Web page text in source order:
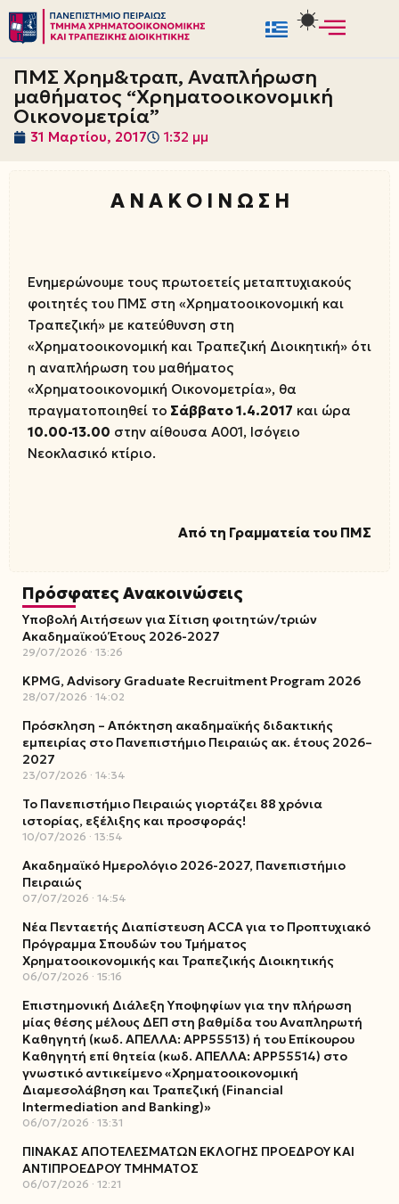
Μεταπηδήστε
στο
περιεχόμενο
ΠΜΣ Χρημ&τραπ, Αναπλήρωση
μαθήματος “Χρηματοοικονομική
Οικονομετρία”
31 Μαρτίου, 2017 1:32 μμ
Α Ν Α Κ Ο Ι Ν Ω Σ Η
Ενημερώνουμε τους πρωτοετείς μεταπτυχιακούς
φοιτητές του ΠΜΣ στη «Χρηματοοικονομική και
Τραπεζική» με κατεύθυνση στη
«Χρηματοοικονομική και Τραπεζική Διοικητική» ότι
η αναπλήρωση του μαθήματος
«Χρηματοοικονομική Οικονομετρία», θα
πραγματοποιηθεί το Σάββατο 1.4.2017 και ώρα
10.00-13.00 στην αίθουσα Α001, Ισόγειο
Νεοκλασικό κτίριο.
Από τη Γραμματεία του ΠΜΣ
Πρόσφατες Ανακοινώσεις
Υποβολή Αιτήσεων για Σίτιση φοιτητών/τριών
Ακαδημαϊκού Έτους 2026-2027
29/07/2026 13:26
KPMG, Advisory Graduate Recruitment Program 2026
28/07/2026 14:02
Πρόσκληση – Απόκτηση ακαδημαϊκής διδακτικής
εμπειρίας στο Πανεπιστήμιο Πειραιώς ακ. έτους 2026–
2027
23/07/2026 14:34
Το Πανεπιστήμιο Πειραιώς γιορτάζει 88 χρόνια
ιστορίας, εξέλιξης και προσφοράς!
10/07/2026 13:54
Ακαδημαϊκό Ημερολόγιο 2026-2027, Πανεπιστήμιο
Πειραιώς
07/07/2026 14:54
Νέα Πενταετής Διαπίστευση ACCA για το Προπτυχιακό
Πρόγραμμα Σπουδών του Τμήματος
Χρηματοοικονομικής και Τραπεζικής Διοικητικής
06/07/2026 15:16
Επιστημονική Διάλεξη Υποψηφίων για την πλήρωση
μίας θέσης μέλους ΔΕΠ στη βαθμίδα του Αναπληρωτή
Καθηγητή (κωδ. ΑΠΕΛΛΑ: ΑΡΡ55513) ή του Επίκουρου
Καθηγητή επί θητεία (κωδ. ΑΠΕΛΛΑ: ΑΡΡ55514) στο
γνωστικό αντικείμενο «Χρηματοοικονομική
Διαμεσολάβηση και Τραπεζική (Financial
Intermediation and Banking)»
06/07/2026 13:31
ΠΙΝΑΚΑΣ ΑΠΟΤΕΛΕΣΜΑΤΩΝ ΕΚΛΟΓΗΣ ΠΡΟΕΔΡΟΥ ΚΑΙ
ΑΝΤΙΠΡΟΕΔΡΟΥ ΤΜΗΜΑΤΟΣ
06/07/2026 12:21